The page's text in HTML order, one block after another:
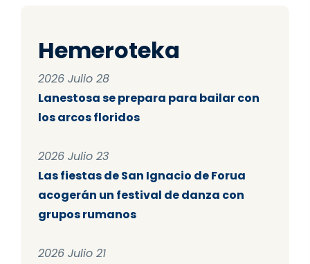
Hemeroteka
2026 Julio 28
Lanestosa se prepara para bailar con
los arcos floridos
2026 Julio 23
Las fiestas de San Ignacio de Forua
acogerán un festival de danza con
grupos rumanos
2026 Julio 21